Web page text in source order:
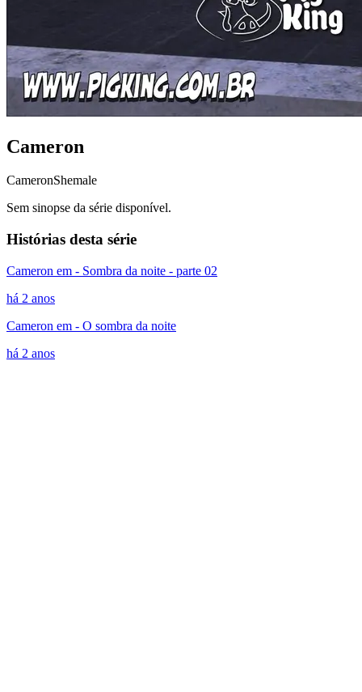
Cameron
CameronShemale
Sem sinopse da série disponível.
Histórias desta série
Cameron em - Sombra da noite - parte 02
há 2 anos
Cameron em - O sombra da noite
há 2 anos